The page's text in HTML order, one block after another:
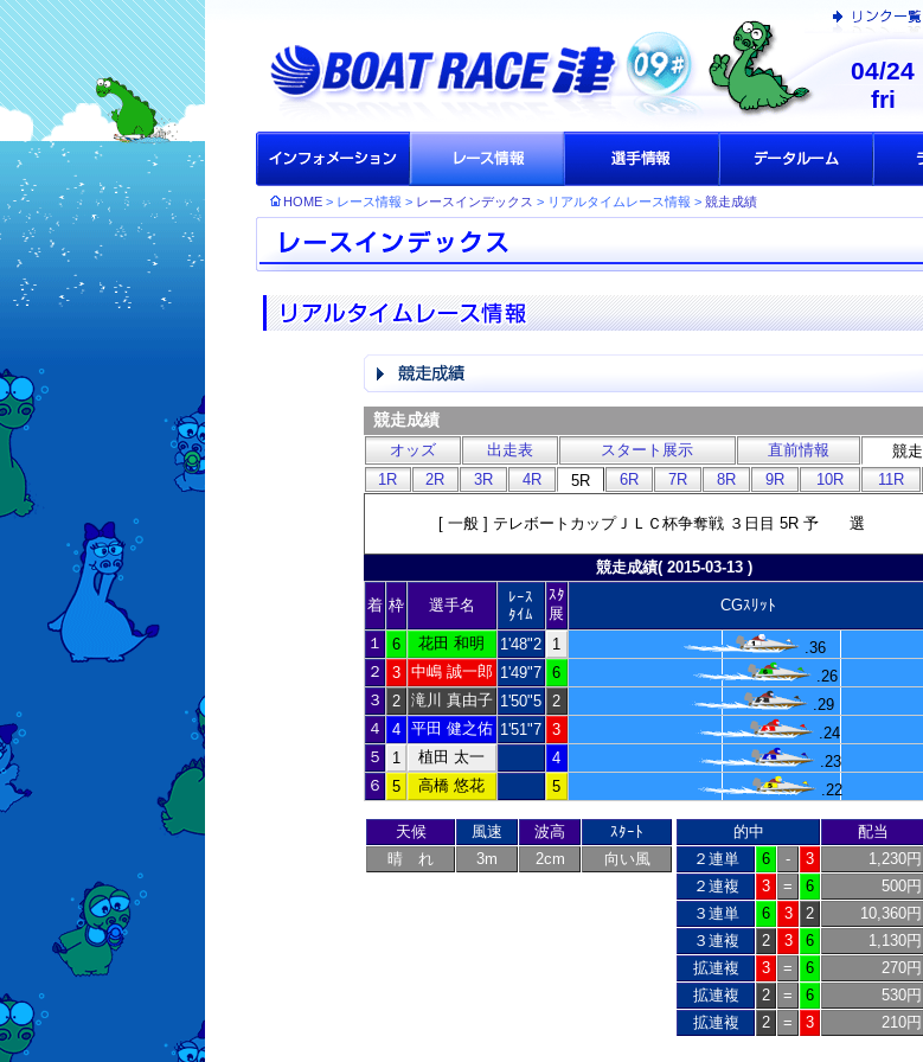
04/24
fri
HOME > レース情報 > レースインデックス > リアルタイムレース情報 > 競走成績
競走成績
オッズ 出走表 スタート展示 直前情報
競
1R
2R 3R 4R 5R 6R 7R 8R 9R 10R 11R
[ 一般 ] テレボートカップＪＬＣ杯争奪戦 ３日目 5R 予 選
競走成績( 2015-03-13 )
着 枠 選手名
ﾚｰｽ
ﾀｲﾑ
ｽﾀ
展
CGｽﾘｯﾄ
１
6 花田 和明 1'48"2 1
.36
２
3 中嶋 誠一郎 1'49"7 6 .26
３
2 滝川 真由子 1'50"5 2
.29
４
4 平田 健之佑 1'51"7 3
.24
５
1 植田 太一 4
.23
６
5 高橋 悠花 5 .22
天候 風速 波高
ｽﾀｰﾄ
晴 れ
3m 2cm 向い風
的中 配当
２連単
6 - 3 1,230円
２連複
3 = 6 500円
３連単
6 3 2 10,360円
３連複
2 3 6 1,130円
拡連複
3 = 6 270円
拡連複
2 = 6 530円
拡連複
2 = 3 210円